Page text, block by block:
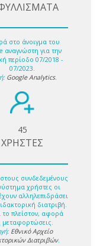
στο άνοιγμα του
αναγνώστη για την
περίοδο 07/2018 -
07/2023.
Google Analytics.
45
ΧΡΗΣΤΕΣ
συνδεδεμένους
χρήστες οι
αλληλεπιδράσει
διατριβή.
το πλείστον, αφορά
μεταφορτώσεις.
Εθνικό Αρχείο
Διατριβών.